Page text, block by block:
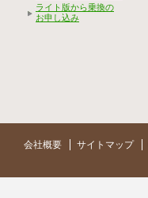
ライト版から乗換の
お申し込み
会社概要 サイトマップ